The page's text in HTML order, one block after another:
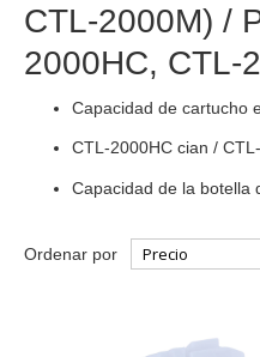
CTL-2000M) /
2000HC, CTL-
Capacidad de cartucho
CTL-2000HC cian /
Capacidad de la botella
Ordenar por